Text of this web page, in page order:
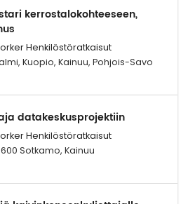
kerrostalokohteeseen,
Henkilöstöratkaisut
Kuopio, Kainuu, Pohjois-Savo
datakeskusprojektiin
Henkilöstöratkaisut
Sotkamo, Kainuu